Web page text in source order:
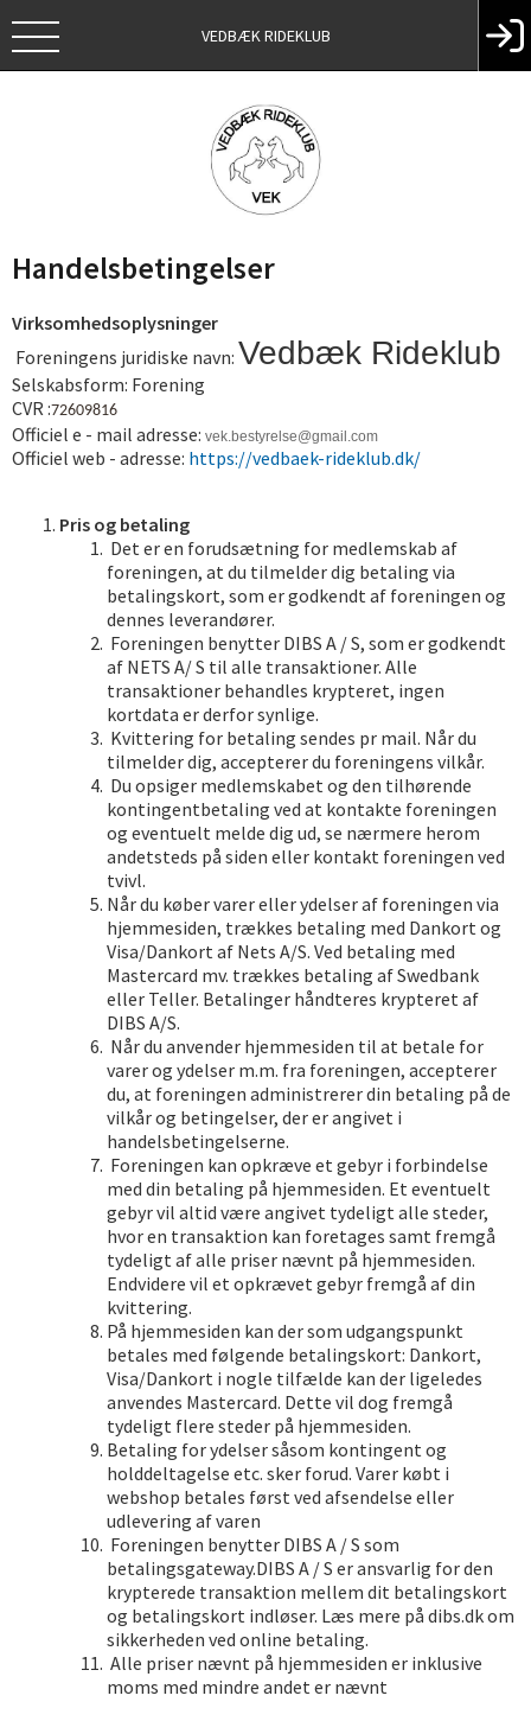
VEDBÆK RIDEKLUB
Handelsbetingelser
Virksomhedsoplysninger
Foreningens juridiske navn: Vedbæk Rideklub
Selskabsform: Forening
CVR :72609816
Officiel e - mail adresse: vek.bestyrelse@gmail.com
Officiel web - adresse: https://vedbaek-rideklub.dk/
Pris og betaling
Det er en forudsætning for medlemskab af
foreningen, at du tilmelder dig betaling via
betalingskort, som er godkendt af foreningen og
dennes leverandører.
Foreningen benytter DIBS A / S, som er godkendt
af NETS A/ S til alle transaktioner. Alle
transaktioner behandles krypteret, ingen
kortdata er derfor synlige.
Kvittering for betaling sendes pr mail. Når du
tilmelder dig, accepterer du foreningens vilkår.
Du opsiger medlemskabet og den tilhørende
kontingentbetaling ved at kontakte foreningen
og eventuelt melde dig ud, se nærmere herom
andetsteds på siden eller kontakt foreningen ved
tvivl.
Når du køber varer eller ydelser af foreningen via
hjemmesiden, trækkes betaling med Dankort og
Visa/Dankort af Nets A/S. Ved betaling med
Mastercard mv. trækkes betaling af Swedbank
eller Teller. Betalinger håndteres krypteret af
DIBS A/S.
Når du anvender hjemmesiden til at betale for
varer og ydelser m.m. fra foreningen, accepterer
du, at foreningen administrerer din betaling på de
vilkår og betingelser, der er angivet i
handelsbetingelserne.
Foreningen kan opkræve et gebyr i forbindelse
med din betaling på hjemmesiden. Et eventuelt
gebyr vil altid være angivet tydeligt alle steder,
hvor en transaktion kan foretages samt fremgå
tydeligt af alle priser nævnt på hjemmesiden.
Endvidere vil et opkrævet gebyr fremgå af din
kvittering.
På hjemmesiden kan der som udgangspunkt
betales med følgende betalingskort: Dankort,
Visa/Dankort i nogle tilfælde kan der ligeledes
anvendes Mastercard. Dette vil dog fremgå
tydeligt flere steder på hjemmesiden.
Betaling for ydelser såsom kontingent og
holddeltagelse etc. sker forud. Varer købt i
webshop betales først ved afsendelse eller
udlevering af varen
Foreningen benytter DIBS A / S som
betalingsgateway.DIBS A / S er ansvarlig for den
krypterede transaktion mellem dit betalingskort
og betalingskort indløser. Læs mere på dibs.dk om
sikkerheden ved online betaling.
Alle priser nævnt på hjemmesiden er inklusive
moms med mindre andet er nævnt